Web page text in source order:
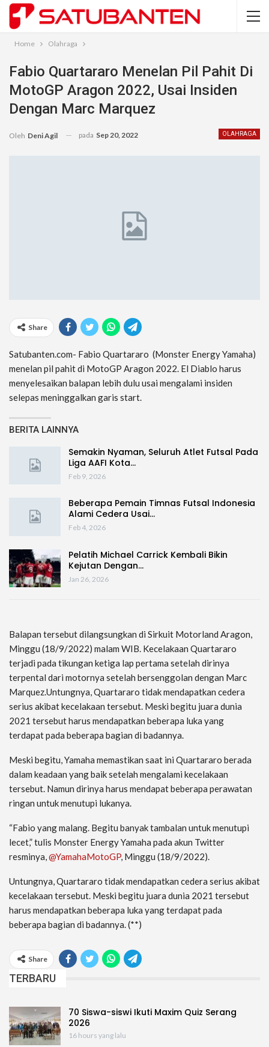
Home Olahraga
Fabio Quartararo Menelan Pil Pahit Di
MotoGP Aragon 2022, Usai Insiden
Dengan Marc Marquez
OLAHRAGA
Oleh Deni Agil pada Sep 20, 2022
Share
Satubanten.com- Fabio Quartararo (Monster Energy Yamaha)
menelan pil pahit di MotoGP Aragon 2022. El Diablo harus
menyelesaikan balapan lebih dulu usai mengalami insiden
selepas meninggalkan garis start.
BERITA LAINNYA
Semakin Nyaman, Seluruh Atlet Futsal Pada
Liga AAFI Kota…
Feb 9, 2026
Beberapa Pemain Timnas Futsal Indonesia
Alami Cedera Usai…
Feb 4, 2026
Pelatih Michael Carrick Kembali Bikin
Kejutan Dengan…
Jan 26, 2026
Balapan tersebut dilangsungkan di Sirkuit Motorland Aragon,
Minggu (18/9/2022) malam WIB. Kecelakaan Quartararo
terjadi pada tikungan ketiga lap pertama setelah dirinya
terpental dari motornya setelah bersenggolan dengan Marc
Marquez.Untungnya, Quartararo tidak mendapatkan cedera
serius akibat kecelakaan tersebut. Meski begitu juara dunia
2021 tersebut harus mendapatkan beberapa luka yang
terdapat pada beberapa bagian di badannya.
Meski begitu, Yamaha memastikan saat ini Quartararo berada
dalam keadaan yang baik setelah mengalami kecelakaan
tersebut. Namun dirinya harus mendapat beberapa perawatan
ringan untuk menutupi lukanya.
“Fabio yang malang. Begitu banyak tambalan untuk menutupi
lecet,” tulis Monster Energy Yamaha pada akun Twitter
resminya,@YamahaMotoGP, Minggu (18/9/2022).
Untungnya, Quartararo tidak mendapatkan cedera serius akibat
kecelakaan tersebut. Meski begitu juara dunia 2021 tersebut
harus mendapatkan beberapa luka yang terdapat pada
beberapa bagian di badannya. (**)
Share
TERBARU
70 Siswa-siswi Ikuti Maxim Quiz Serang
2026
16 hours yang lalu